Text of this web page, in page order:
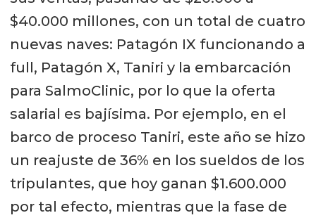
$40.000 millones, con un total de cuatro
nuevas naves: Patagón IX funcionando a
full, Patagón X, Taniri y la embarcación
para SalmoClinic, por lo que la oferta
salarial es bajísima. Por ejemplo, en el
barco de proceso Taniri, este año se hizo
un reajuste de 36% en los sueldos de los
tripulantes, que hoy ganan $1.600.000
por tal efecto, mientras que la fase de